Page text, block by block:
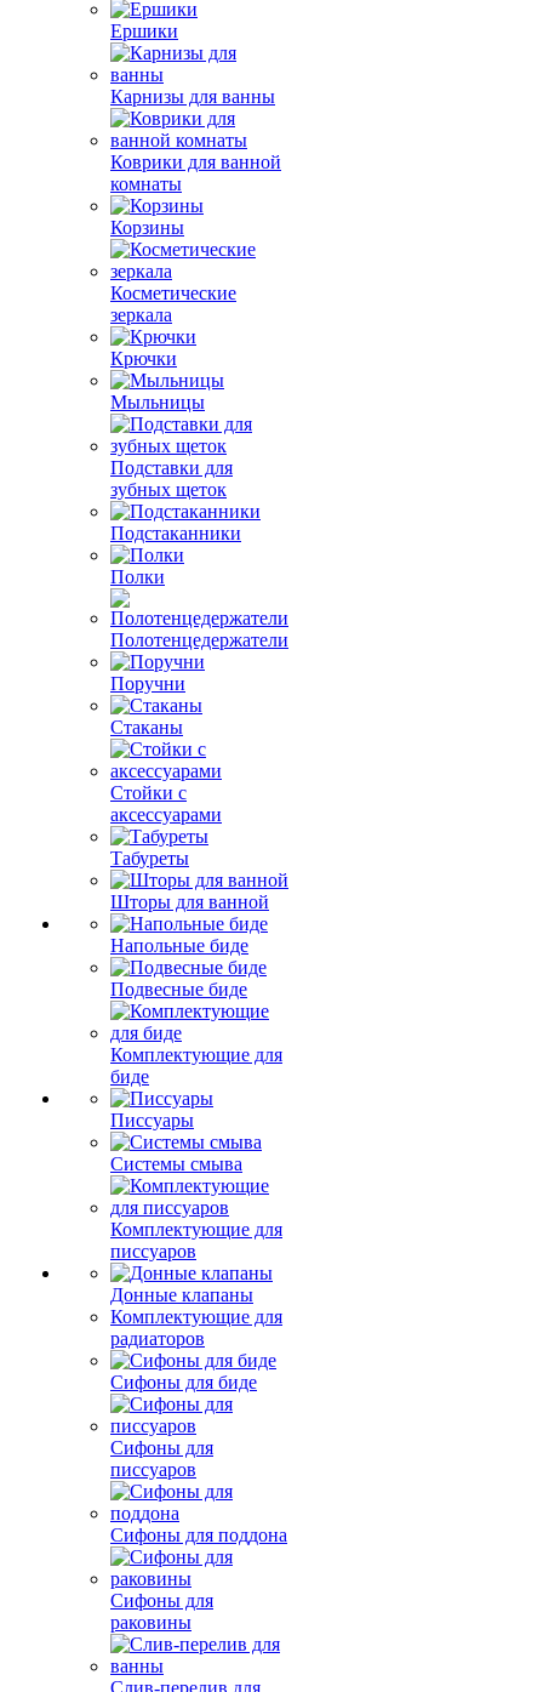
Ершики
Карнизы для ванны
Коврики для ванной
комнаты
Корзины
Косметические
зеркала
Крючки
Мыльницы
Подставки для
зубных щеток
Подстаканники
Полки
Полотенцедержатели
Поручни
Стаканы
Стойки с
аксессуарами
Табуреты
Шторы для ванной
Напольные биде
Подвесные биде
Комплектующие для
биде
Писсуары
Системы смыва
Комплектующие для
писсуаров
Донные клапаны
Комплектующие для
радиаторов
Сифоны для биде
Сифоны для
писсуаров
Сифоны для поддона
Сифоны для
раковины
Слив-перелив для